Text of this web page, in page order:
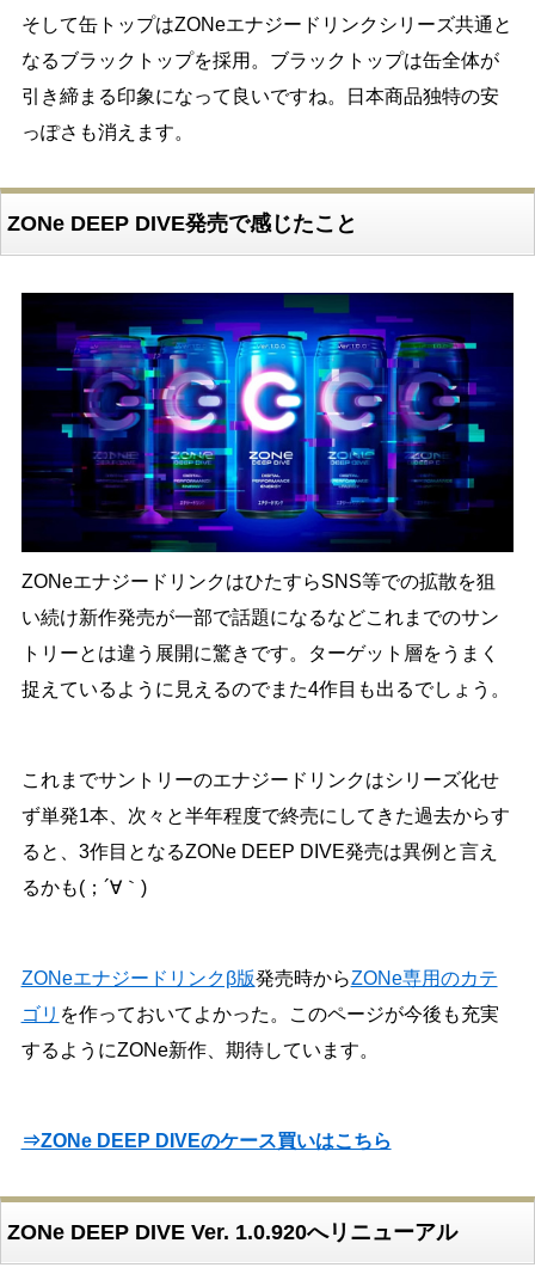
そして缶トップはZONeエナジードリンクシリーズ共通と
なるブラックトップを採用。ブラックトップは缶全体が
引き締まる印象になって良いですね。日本商品独特の安
っぽさも消えます。
ZONe DEEP DIVE発売で感じたこと
ZONeエナジードリンクはひたすらSNS等での拡散を狙
い続け新作発売が一部で話題になるなどこれまでのサン
トリーとは違う展開に驚きです。ターゲット層をうまく
捉えているように見えるのでまた4作目も出るでしょう。
これまでサントリーのエナジードリンクはシリーズ化せ
ず単発1本、次々と半年程度で終売にしてきた過去からす
ると、3作目となるZONe DEEP DIVE発売は異例と言え
るかも(；´∀｀)
ZONeエナジードリンクβ版発売時からZONe専用のカテ
ゴリ を作っておいてよかった。このページが今後も充実
するようにZONe新作、期待しています。
⇒ZONe DEEP DIVEのケース買いはこちら
ZONe DEEP DIVE Ver. 1.0.920へリニューアル